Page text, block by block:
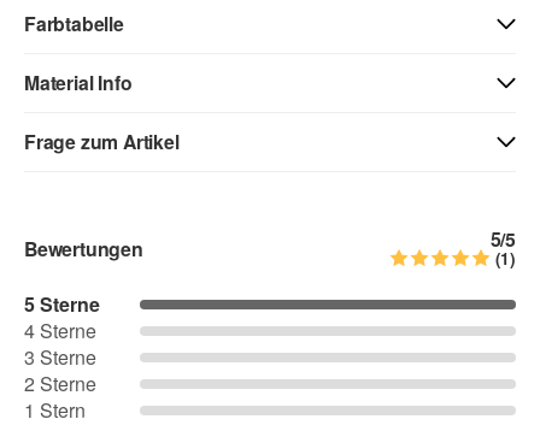
Farbtabelle
06 - orange 07 - hellrot 08 - rot
Material Info
Frage zum Artikel
Vorname
Nachname
Bewertungen 5/5
(1)
5 Sterne
4 Sterne
3 Sterne
2 Sterne
1 Stern